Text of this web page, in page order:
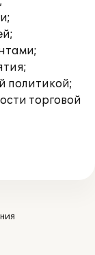
политикой;
торговой